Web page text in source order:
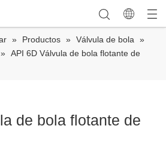
» Productos » Válvula de bola
»
» API 6D Válvula de bola flotante de
de bola flotante de